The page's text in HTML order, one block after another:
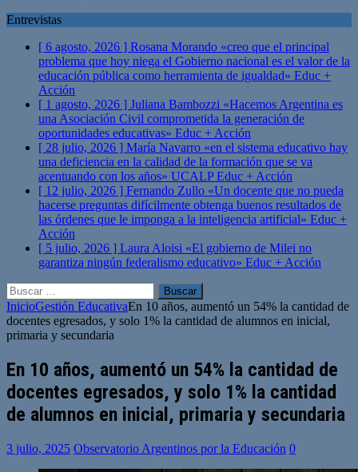
Entrevistas
[ 6 agosto, 2026 ] Rosana Morando «creo que el principal
problema que hoy niega el Gobierno nacional es el valor de la
educación pública como herramienta de igualdad» Educ +
Acción
[ 1 agosto, 2026 ] Juliana Bambozzi «Hacemos Argentina es
una Asociación Civil comprometida la generación de
oportunidades educativas» Educ + Acción
[ 28 julio, 2026 ] María Navarro «en el sistema educativo hay
una deficiencia en la calidad de la formación que se va
acentuando con los años» UCALPEduc + Acción
[ 12 julio, 2026 ] Fernando Zullo «Un docente que no pueda
hacerse preguntas difícilmente obtenga buenos resultados de
las órdenes que le imponga a la inteligencia artificial» Educ +
Acción
[ 5 julio, 2026 ] Laura Aloisi «El gobierno de Milei no
garantiza ningún federalismo educativo» Educ + Acción
Buscar:
InicioGestión EducativaEn 10 años, aumentó un 54% la cantidad de
docentes egresados, y solo 1% la cantidad de alumnos en inicial,
primaria y secundaria
En 10 años, aumentó un 54% la cantidad de
docentes egresados, y solo 1% la cantidad
de alumnos en inicial, primaria y secundaria
3 julio, 2025 Observatorio Argentinos por la Educación 0